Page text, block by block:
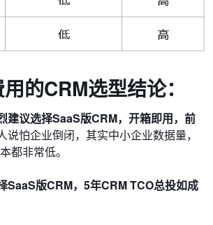
的CRM选型结论：
建议选择SaaS版CRM，开箱即用，前
说怕企业倒闭，其实中小企业数据量，
都非常低。
SaaS版CRM，5年CRM TCO总投如成